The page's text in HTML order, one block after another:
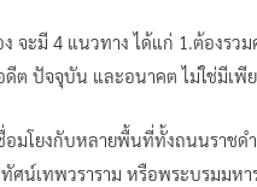
จะมี 4 แนวทาง ได้แก่ 1.ต้องรว
ต ปัจจุบัน และอนาคต ไม่ใช่มีเพี
มโยงกับหลายพื้นที่ทั้งถนนราชด
ศน์เทพวราราม หรือพระบรมมห